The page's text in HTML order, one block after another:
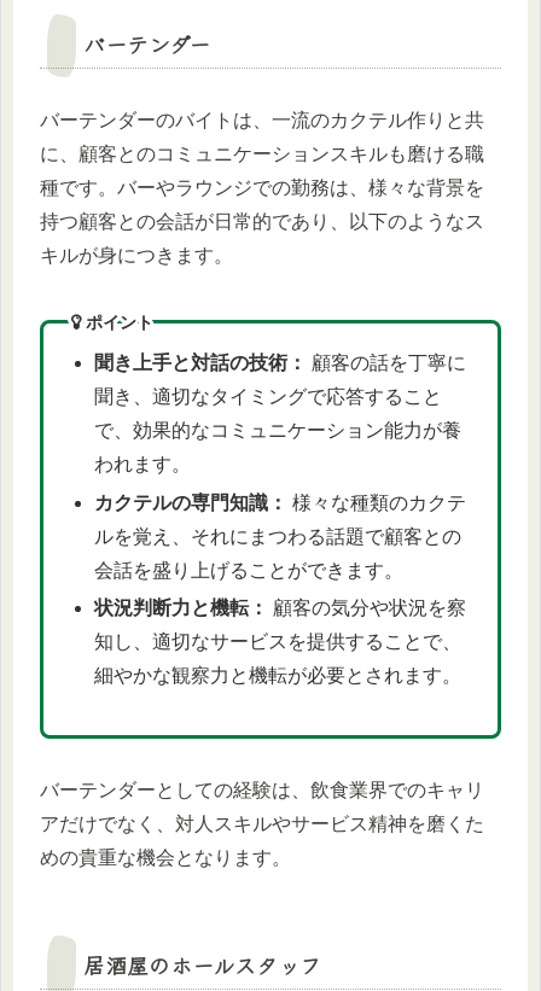
バーテンダー
バーテンダーのバイトは、一流のカクテル作りと共
に、顧客とのコミュニケーションスキルも磨ける職
種です。バーやラウンジでの勤務は、様々な背景を
持つ顧客との会話が日常的であり、以下のようなス
キルが身につきます。
ポイント
聞き上手と対話の技術：
顧客の話を丁寧に
聞き、適切なタイミングで応答すること
で、効果的なコミュニケーション能力が養
われます。
カクテルの専門知識： 様々な種類のカクテ
ルを覚え、それにまつわる話題で顧客との
会話を盛り上げることができます。
状況判断力と機転：
顧客の気分や状況を察
知し、適切なサービスを提供することで、
細やかな観察力と機転が必要とされます。
バーテンダーとしての経験は、飲食業界でのキャリ
アだけでなく、対人スキルやサービス精神を磨くた
めの貴重な機会となります。
居酒屋のホールスタッフ